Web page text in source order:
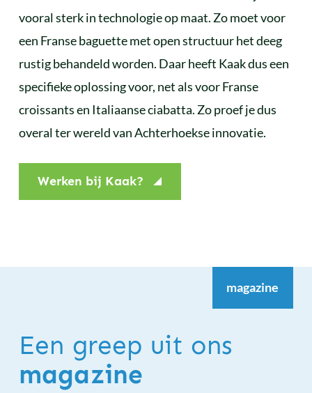
vooral sterk in technologie op maat. Zo moet voor
een Franse baguette met open structuur het deeg
rustig behandeld worden. Daar heeft Kaak dus een
specifieke oplossing voor, net als voor Franse
croissants en Italiaanse ciabatta. Zo proef je dus
overal ter wereld van Achterhoekse innovatie.
Werken bij Kaak?
magazine
Een greep uit ons
magazine